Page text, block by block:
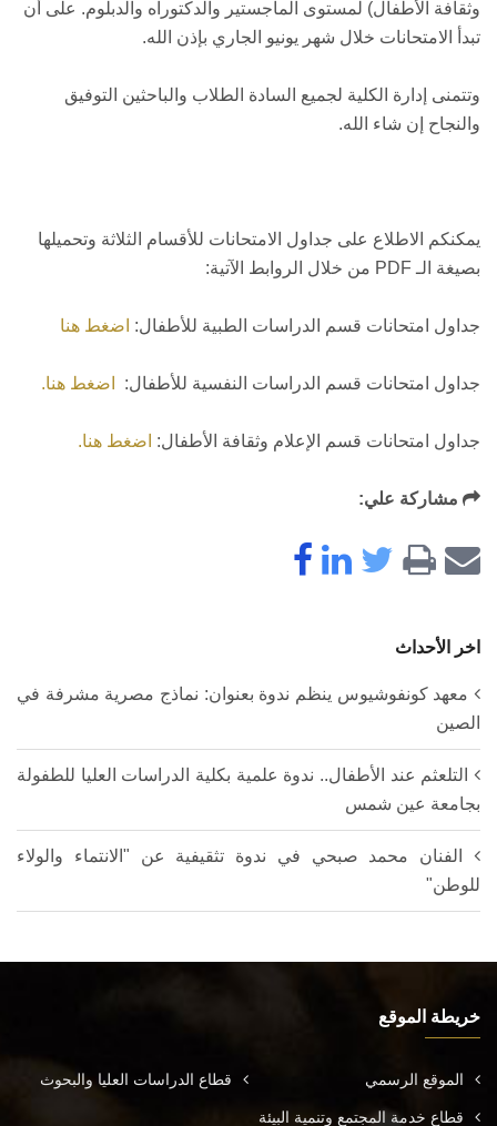
وثقافة الأطفال) لمستوى الماجستير والدكتوراه والدبلوم. على أن
تبدأ الامتحانات خلال شهر يونيو الجاري بإذن الله.
وتتمنى إدارة الكلية لجميع السادة الطلاب والباحثين التوفيق
والنجاح إن شاء الله.
يمكنكم الاطلاع على جداول الامتحانات للأقسام الثلاثة وتحميلها
بصيغة الـ PDF من خلال الروابط الآتية:
جداول امتحانات قسم الدراسات الطبية للأطفال: اضغط هنا
جداول امتحانات قسم الدراسات النفسية للأطفال: اضغط هنا.
جداول امتحانات قسم الإعلام وثقافة الأطفال: اضغط هنا.
مشاركة علي:
اخر الأحداث
معهد كونفوشيوس ينظم ندوة بعنوان: نماذج مصرية مشرفة في
الصين
التلعثم عند الأطفال.. ندوة علمية بكلية الدراسات العليا للطفولة
بجامعة عين شمس
الفنان محمد صبحي في ندوة تثقيفية عن "الانتماء والولاء
للوطن"
خريطة الموقع
الموقع الرسمي قطاع الدراسات العليا والبحوث
قطاع خدمة المجتمع وتنمية البيئة